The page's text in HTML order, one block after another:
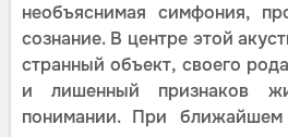
необъяснимая симфония,
сознание. В центре этой
странный объект, своего
и лишенный признаков
понимании. При ближайшем